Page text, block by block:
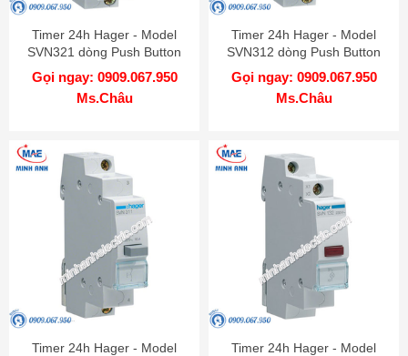
Timer 24h Hager - Model
SVN321 dòng Push Button
Gọi ngay: 0909.067.950
Ms.Châu
Timer 24h Hager - Model
SVN312 dòng Push Button
Gọi ngay: 0909.067.950
Ms.Châu
Timer 24h Hager - Model
Timer 24h Hager - Model